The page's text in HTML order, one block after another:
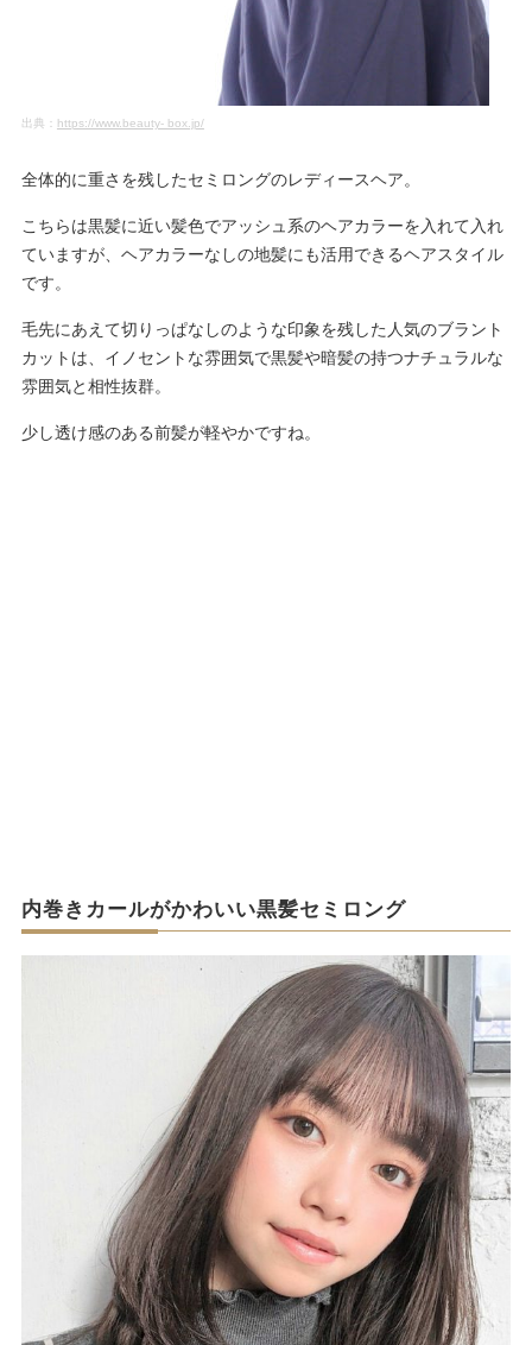
出典： https://www.beauty- box.jp/
全体的に重さを残したセミロングのレディースヘア。
こちらは黒髪に近い髪色でアッシュ系のヘアカラーを入れて入れ
ていますが、ヘアカラーなしの地髪にも活用できるヘアスタイル
です。
毛先にあえて切りっぱなしのような印象を残した人気のブラント
カットは、イノセントな雰囲気で黒髪や暗髪の持つナチュラルな
雰囲気と相性抜群。
少し透け感のある前髪が軽やかですね。
内巻きカールがかわいい黒髪セミロング